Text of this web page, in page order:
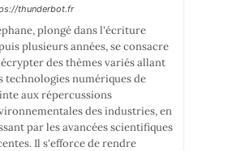
thunderbot.fr
plongé dans l'écriture
plusieurs années, se consacre
des thèmes variés allant
technologies numériques de
aux répercussions
des industries, en
par les avancées scientifiques
Il s'efforce de rendre